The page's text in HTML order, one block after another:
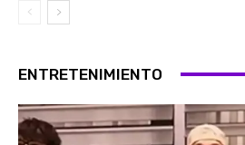
ENTRETENIMIENTO